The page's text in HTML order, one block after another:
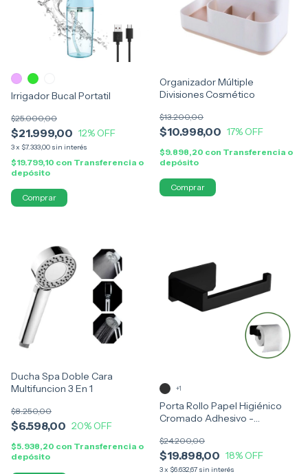
Irrigador Bucal Portatil
$21.999,00
$25.000,00
12% OFF
3x $7.333,00 sin interés
$19.799,10 con Transferencia o
depósito
Comprar
Organizador Múltiple
Divisiones Cosmético
$10.998,00
$13.200,00
17% OFF
$9.898,20 con Transferencia o
depósito
Comprar
Ducha Spa Doble Cara
Multifuncion 3 En 1
$6.598,00
$8.250,00
20% OFF
$5.938,20 con Transferencia o
depósito
Porta Rollo Papel Higiénico
Cromado Adhesivo -
$19.898,00
$24.200,00
18% OFF
3x $6.632,67 sin interés
+1